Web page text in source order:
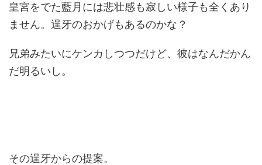
皇宮をでた藍月には悲壮感も寂しい様子も全くあり
ません。逞牙のおかげもあるのかな？
兄弟みたいにケンカしつつだけど、彼はなんだかん
だ明るいし。
その逞牙からの提案。